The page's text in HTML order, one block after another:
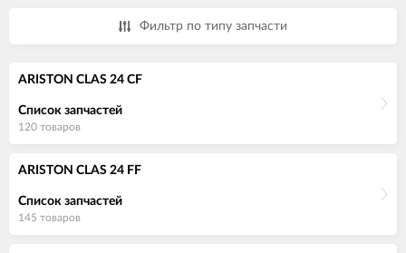
Фильтр по типу запчасти
ARISTON CLAS 24 CF
Список запчастей
120 товаров
ARISTON CLAS 24 FF
Список запчастей
145 товаров